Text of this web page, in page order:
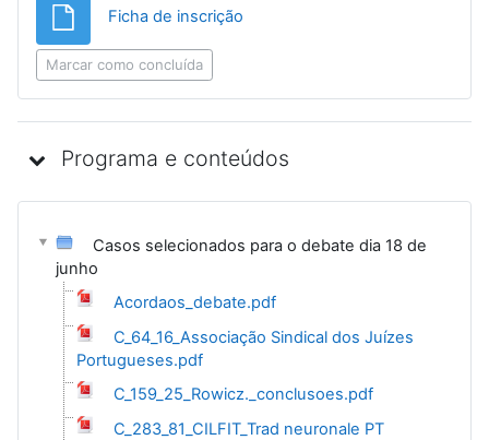
Ficha de inscrição
Marcar como concluída
Programa e conteúdos
Casos selecionados para o debate dia 18 de
junho
Acordaos_debate.pdf
C_64_16_Associação Sindical dos Juízes
Portugueses.pdf
C_159_25_Rowicz._conclusoes.pdf
C_283_81_CILFIT_Trad neuronale PT